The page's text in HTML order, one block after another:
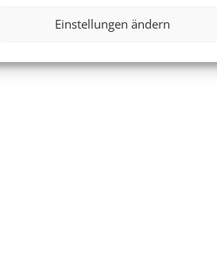
Einstellungen ändern